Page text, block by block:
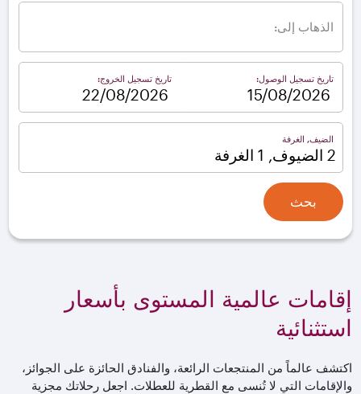
الذهاب إلى:
تاريخ تسجيل الوصول: تاريخ تسجيل الخروج:
الضيف, الغرفة
2 الضيوف, 1 الغرفة
بحث
إقامات عالمية المستوى بأسعار
استثنائية
اكتشف عالماً من المنتجعات الرائعة، والفنادق الحائزة على الجوائز،
والإقامات التي لا تُنسى مع القطرية للعطلات. اجعل رحلاتك مجزية